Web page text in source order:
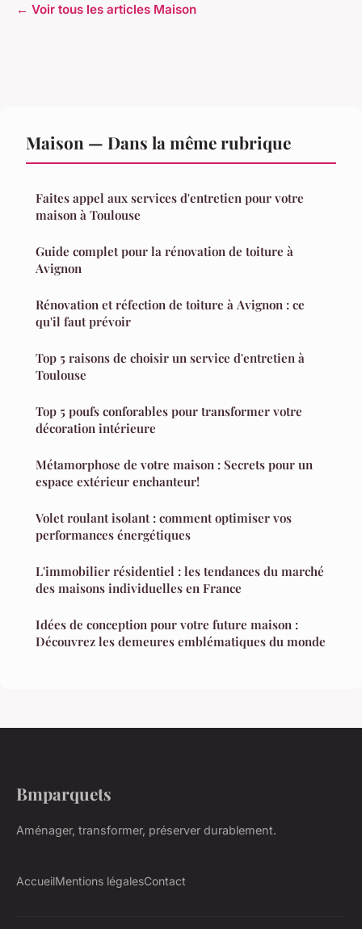
← Voir tous les articles Maison
Maison — Dans la même rubrique
Faites appel aux services d'entretien pour votre
maison à Toulouse
Guide complet pour la rénovation de toiture à
Avignon
Rénovation et réfection de toiture à Avignon : ce
qu'il faut prévoir
Top 5 raisons de choisir un service d'entretien à
Toulouse
Top 5 poufs conforables pour transformer votre
décoration intérieure
Métamorphose de votre maison : Secrets pour un
espace extérieur enchanteur!
Volet roulant isolant : comment optimiser vos
performances énergétiques
L'immobilier résidentiel : les tendances du marché
des maisons individuelles en France
Idées de conception pour votre future maison :
Découvrez les demeures emblématiques du monde
Bmparquets
Aménager, transformer, préserver durablement.
AccueilMentions légalesContact